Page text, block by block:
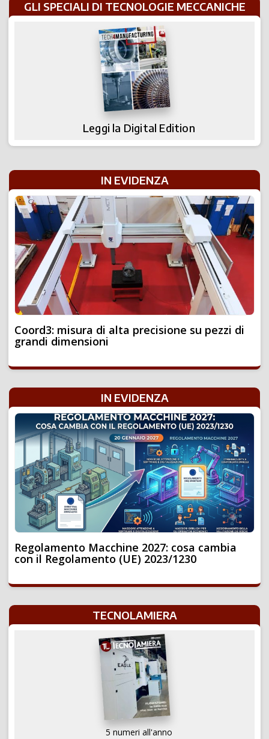
GLI SPECIALI DI TECNOLOGIE MECCANICHE
Leggi la Digital Edition
IN EVIDENZA
Coord3: misura di alta precisione su pezzi di
grandi dimensioni
IN EVIDENZA
Regolamento Macchine 2027: cosa cambia
con il Regolamento (UE) 2023/1230
TECNOLAMIERA
5 numeri all'anno